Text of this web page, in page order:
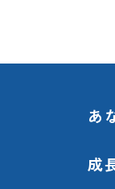
あ
成